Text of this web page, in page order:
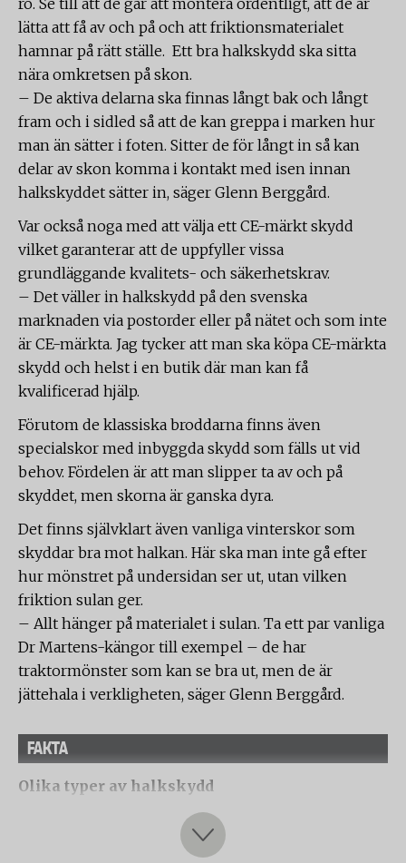
ro. Se till att de går att montera ordentligt, att de är
lätta att få av och på och att friktionsmaterialet
hamnar på rätt ställe. Ett bra halkskydd ska sitta
nära omkretsen på skon.
– De aktiva delarna ska finnas långt bak och långt
fram och i sidled så att de kan greppa i marken hur
man än sätter i foten. Sitter de för långt in så kan
delar av skon komma i kontakt med isen innan
halkskyddet sätter in, säger Glenn Berggård.
Var också noga med att välja ett CE-märkt skydd
vilket garanterar att de uppfyller vissa
grundläggande kvalitets- och säkerhetskrav.
– Det väller in halkskydd på den svenska
marknaden via postorder eller på nätet och som inte
är CE-märkta. Jag tycker att man ska köpa CE-märkta
skydd och helst i en butik där man kan få
kvalificerad hjälp.
Förutom de klassiska broddarna finns även
specialskor med inbyggda skydd som fälls ut vid
behov. Fördelen är att man slipper ta av och på
skyddet, men skorna är ganska dyra.
Det finns självklart även vanliga vinterskor som
skyddar bra mot halkan. Här ska man inte gå efter
hur mönstret på undersidan ser ut, utan vilken
friktion sulan ger.
– Allt hänger på materialet i sulan. Ta ett par vanliga
Dr Martens-kängor till exempel – de har
traktormönster som kan se bra ut, men de är
jättehala i verkligheten, säger Glenn Berggård.
FAKTA
Olika typer av halkskydd
Ger en naturlig gång. Men de är större och tar mer